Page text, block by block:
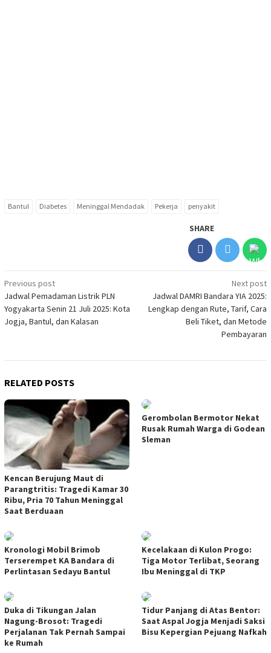
Bantul Diabetes Meninggal Mendadak Pekerja penyakit
SHARE
Post
navigation
Previous post
Jadwal Pemadaman Listrik PLN
Yogyakarta Senin 21 Juli 2025: Kota
Jogja, Bantul, dan Kalasan
Next post
Jadwal DAMRI Bandara YIA 2025:
Lengkap dengan Rute, Tarif, Cara
Beli Tiket, dan Metode
Pembayaran
RELATED POSTS
Kencan Berujung Maut di
Parangtritis: Tragedi Kamar 30
Ribu, Pria 70 Tahun Meninggal
Saat Berduaan
Gerombolan Bermotor Nekat
Rusak Rumah Warga di Godean
Sleman
Kronologi Mobil Brimob
Terserempet KA Bandara di
Perlintasan Sedayu Bantul
Kecelakaan di Kulon Progo:
Tiga Motor Terlibat, Seorang
Ibu Meninggal di TKP
Duka di Tikungan Jalan
Nagung-Brosot: Tragedi
Perjalanan Tak Pernah Sampai
ke Rumah
Tidur Panjang di Atas Bentor:
Saat Aspal Jogja Menjadi Saksi
Bisu Kepergian Pejuang Nafkah